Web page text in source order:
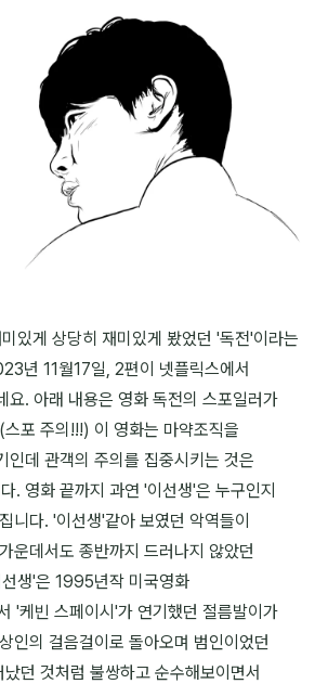
있게 상당히 재미있게 봤었던 '독전'이라는
년 11월17일, 2편이 넷플릭스에서
요. 아래 내용은 영화 독전의 스포일러가
포 주의!!!) 이 영화는 마약조직을
인데 관객의 주의를 집중시키는 것은
. 영화 끝까지 과연 '이선생'은 누구인지
니다. '이선생'같아 보였던 악역들이
운데서도 종반까지 드러나지 않았던
생'은 1995년작 미국영화
'케빈 스페이시'가 연기했던 절름발이가
인의 걸음걸이로 돌아오며 범인이었던
던 것처럼 불쌍하고 순수해보이면서